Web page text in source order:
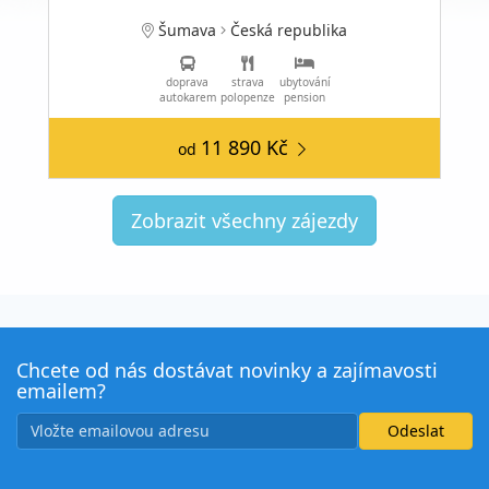
Šumava Česká republika
doprava
autokarem
strava
polopenze
ubytování
pension
od 11 890 Kč
Zobrazit všechny zájezdy
Chcete od nás dostávat novinky a zajímavosti
emailem?